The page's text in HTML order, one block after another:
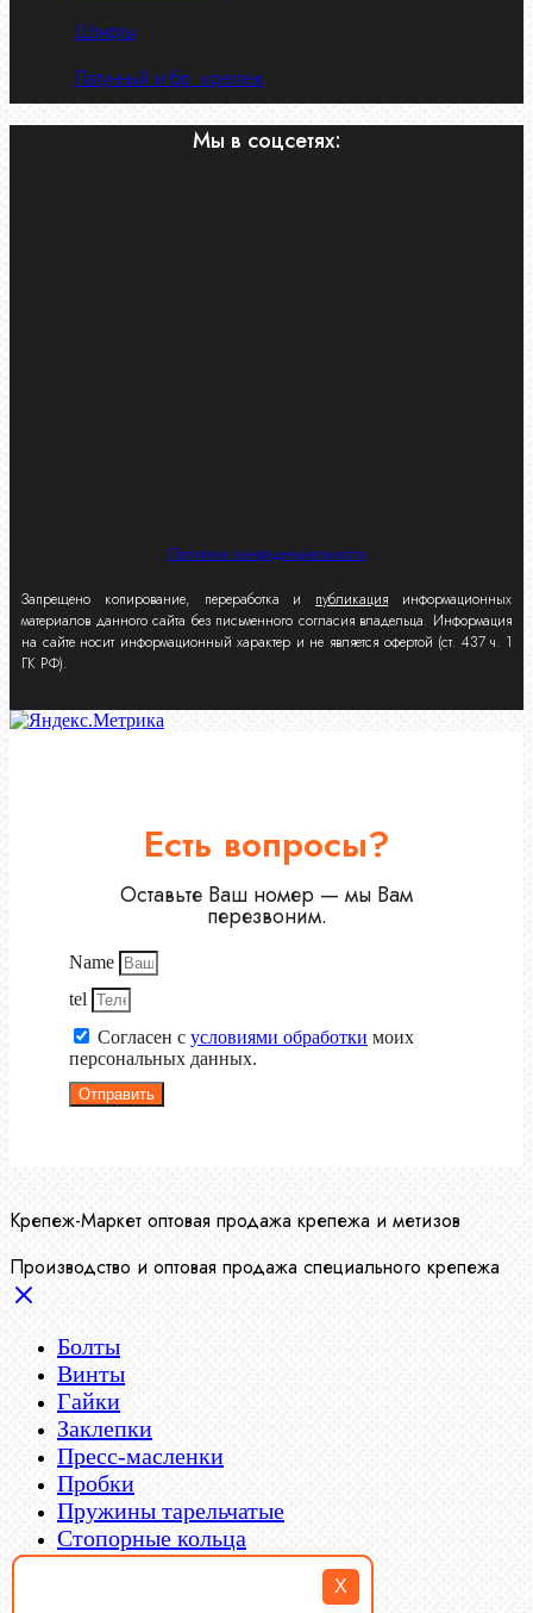
X
Штифты
Латунный и бр. крепеж
Мы в соцсетях:
Политика конфиденциальности
Запрещено копирование, переработка и публикация информационных
материалов данного сайта без письменного согласия владельца. Информация
на сайте носит информационный характер и не является офертой (ст. 437 ч. 1
ГК РФ).
Есть вопросы?
Оставьте Ваш номер — мы Вам
перезвоним.
Name
tel
Согласен с условиями обработки моих
персональных данных.
Отправить
Производство и оптовая продажа специального крепежа
Болты
Винты
Гайки
Заклепки
Пресс-масленки